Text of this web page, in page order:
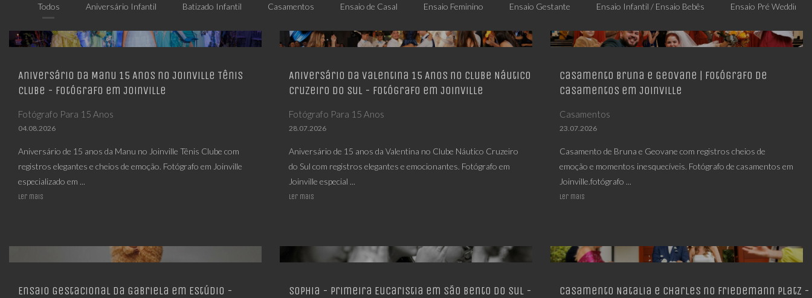
Todos Aniversário Infantil Batizado Infantil Casamentos Ensaio de Casal Ensaio Feminino Ensaio Gestante Ensaio Infantil / Ensaio Bebês Ensaio Pré Wedding
Aniversário da Manu 15 Anos no Joinville Tênis
Clube - Fotógrafo em Joinville
Fotógrafo Para 15 Anos
04.08.2026
Aniversário de 15 anos da Manu no Joinville Tênis Clube com
registros elegantes e cheios de emoção. Fotógrafo em Joinville
especializado em ...
Ler mais
Aniversário da Valentina 15 Anos no Clube Náutico
Cruzeiro do Sul - Fotógrafo em Joinville
Fotógrafo Para 15 Anos
28.07.2026
Aniversário de 15 anos da Valentina no Clube Náutico Cruzeiro
do Sul com registros elegantes e emocionantes. Fotógrafo em
Joinville especial ...
Ler mais
Casamento Bruna e Geovane | Fotógrafo de
Casamentos em Joinville
Casamentos
23.07.2026
Casamento de Bruna e Geovane com registros cheios de
emoção e momentos inesquecíveis. Fotógrafo de casamentos em
Joinville.fotógrafo ...
Ler mais
Ensaio Gestacional da Gabriela em Estúdio -
Sophia - Primeira Eucaristia em São Bento do Sul -
Casamento Natalia e Charles no Friedemann Platz -